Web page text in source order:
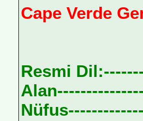
Cape Verde
Resmi